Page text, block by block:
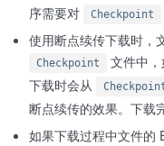
序需要对
Checkpoint
使用断点续传下载时，
Checkpoint
文件中
下载时会从
断点续传的效果。下载
如果下载过程中文件的